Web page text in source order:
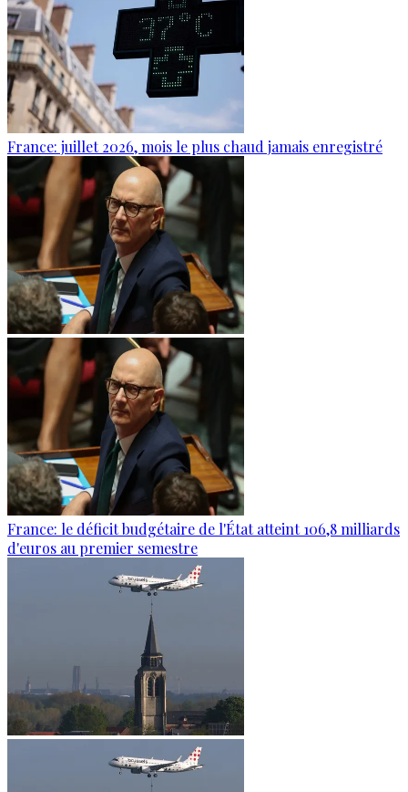
France: juillet 2026, mois le plus chaud jamais enregistré
France: le déficit budgétaire de l'État atteint 106,8 milliards
d'euros au premier semestre